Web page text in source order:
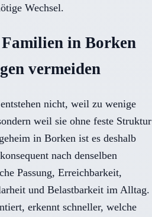
Wechsel.
in Borken
vermeiden
nicht, weil zu wenige
weil sie ohne feste Struktur
in Borken ist es deshalb
nach denselben
Passung, Erreichbarkeit,
und Belastbarkeit im Alltag.
erkennt schneller, welche